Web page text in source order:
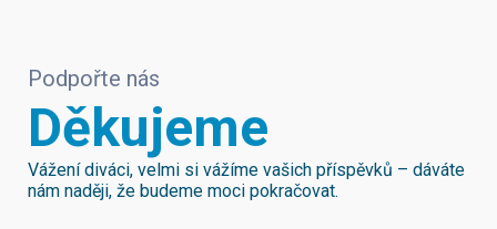
Podpořte nás
Děkujeme
Vážení diváci, velmi si vážíme vašich příspěvků – dáváte
nám naději, že budeme moci pokračovat.